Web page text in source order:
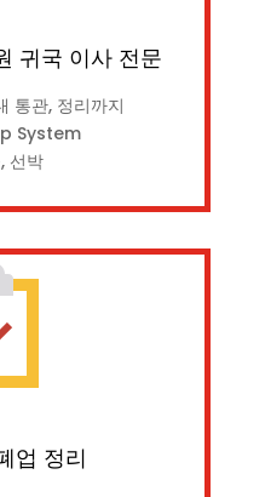
귀국 이사 전문
통관, 정리까지
System
선박
업 정리